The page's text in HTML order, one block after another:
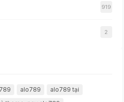
919
2
alo789
alo789 tại